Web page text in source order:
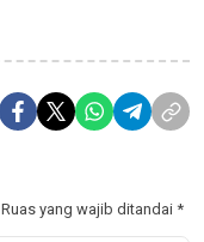
Ruas yang wajib ditandai *